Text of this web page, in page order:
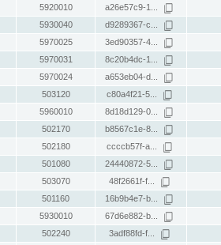
5920010 a26e57c9-1...
5930040 d9289367-c...
5970025 3ed90357-4...
5970031 8c20b4dc-1...
5970024 a653eb04-d...
503120 c80a4f21-5...
5960010 8d18d129-0...
502170 b8567c1e-8...
502180 ccccb57f-a...
501080 24440872-5...
503070 48f2661f-f...
501160 16b9b4e7-b...
5930010 67d6e882-b...
502240 3adf88fd-f...